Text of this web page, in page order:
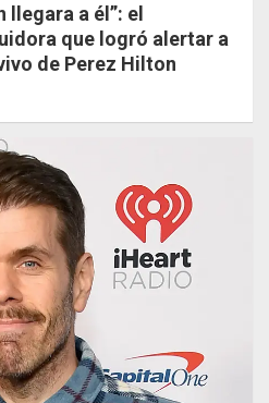
llegara a él”: el
que logró alertar a
de Perez Hilton